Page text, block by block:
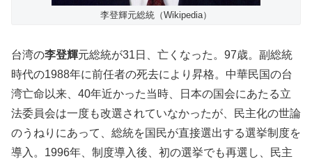
李登輝元総統（Wikipedia）
台湾の李登輝元総統が31日、亡くなった。97歳。副総統
時代の1988年に前任者の死去により昇格。中華民国の台
湾亡命以来、40年近かった当時、日本の国会にあたる立
法委員会は一度も改選されていなかったが、民主化の世論
のうねりにあって、総統を国民が直接選出する選挙制度を
導入。1996年、制度導入後、初の選挙でも再選し、民主